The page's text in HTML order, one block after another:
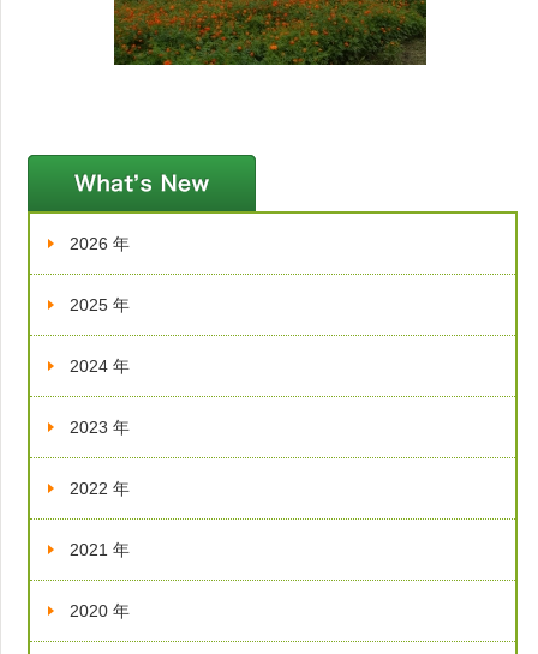
2026 年
2025 年
2024 年
2023 年
2022 年
2021 年
2020 年